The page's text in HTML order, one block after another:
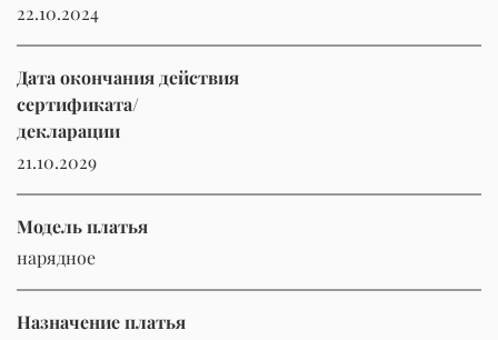
22.10.2024
Дата окончания действия
сертификата/
декларации
21.10.2029
Модель платья
нарядное
Назначение платья